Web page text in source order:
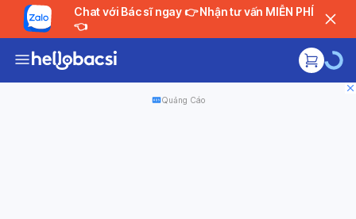
Chat với Bác sĩ ngay 👉 Nhận tư vấn MIỄN PHÍ
👈
Quảng Cáo